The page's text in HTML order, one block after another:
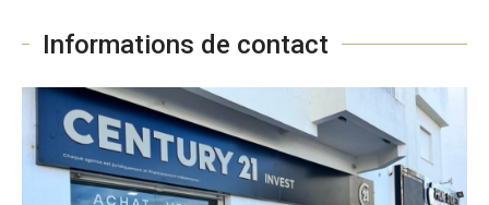
Informations de contact